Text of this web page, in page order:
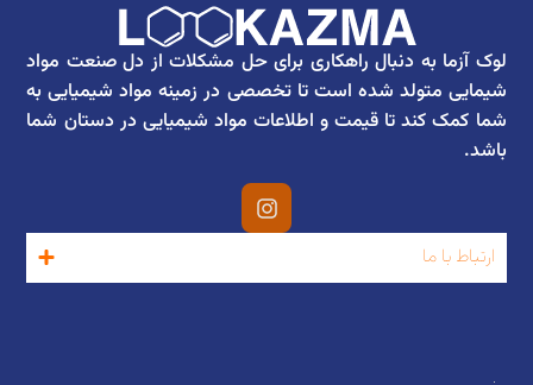
لوک آزما به دنبال راهکاری برای حل مشکلات از دل صنعت مواد
شیمایی متولد شده است تا تخصصی در زمینه مواد شیمیایی به
شما کمک کند تا قیمت و اطلاعات مواد شیمیایی در دستان شما
باشد.
ارتباط با ما